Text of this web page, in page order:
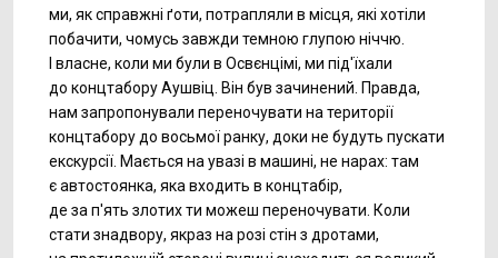
ми, як справжні ґоти, потрапляли в місця, які хотіли
побачити, чомусь завжди темною глупою ніччю.
І власне, коли ми були в Освєнцімі, ми під'їхали
до концтабору Аушвіц. Він був зачинений. Правда,
нам запропонували переночувати на території
концтабору до восьмої ранку, доки не будуть пускати
екскурсії. Мається на увазі в машині, не нарах: там
є автостоянка, яка входить в концтабір,
де за п'ять злотих ти можеш переночувати. Коли
стати знадвору, якраз на розі стін з дротами,